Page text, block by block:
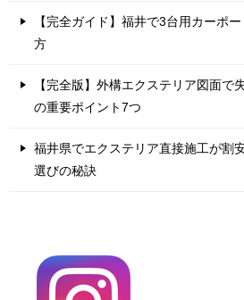
【完全ガイド】福井で3台用カーポ
方
【完全版】外構エクステリア図面で
の重要ポイント7つ
福井県でエクステリア直接施工が割
選びの秘訣